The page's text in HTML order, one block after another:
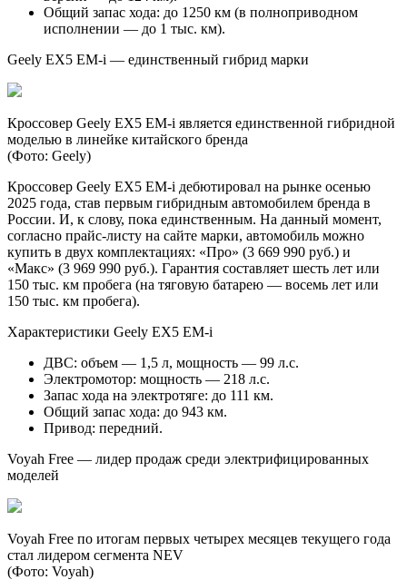
Общий запас хода: до 1250 км (в полноприводном
исполнении — до 1 тыс. км).
Geely EX5 EM-i — единственный гибрид марки
Кроссовер Geely EX5 EM-i является единственной гибридной
моделью в линейке китайского бренда
(Фото: Geely)
Кроссовер Geely EX5 EM-i дебютировал на рынке осенью
2025 года, став первым гибридным автомобилем бренда в
России. И, к слову, пока единственным. На данный момент,
согласно прайс-листу на сайте марки, автомобиль можно
купить в двух комплектациях: «Про» (3 669 990 руб.) и
«Макс» (3 969 990 руб.). Гарантия составляет шесть лет или
150 тыс. км пробега (на тяговую батарею — восемь лет или
150 тыс. км пробега).
Характеристики Geely EX5 EM-i
ДВС: объем — 1,5 л, мощность — 99 л.с.
Электромотор: мощность — 218 л.с.
Запас хода на электротяге: до 111 км.
Общий запас хода: до 943 км.
Привод: передний.
Voyah Free — лидер продаж среди электрифицированных
моделей
Voyah Free по итогам первых четырех месяцев текущего года
стал лидером сегмента NEV
(Фото: Voyah)